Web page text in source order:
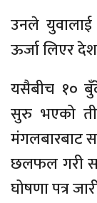
उनले
ऊर्जा लिएर
यसैबीच १०
सुरु भएको
मंगलबारबाट
छलफल गरी
घोषणा पत्र